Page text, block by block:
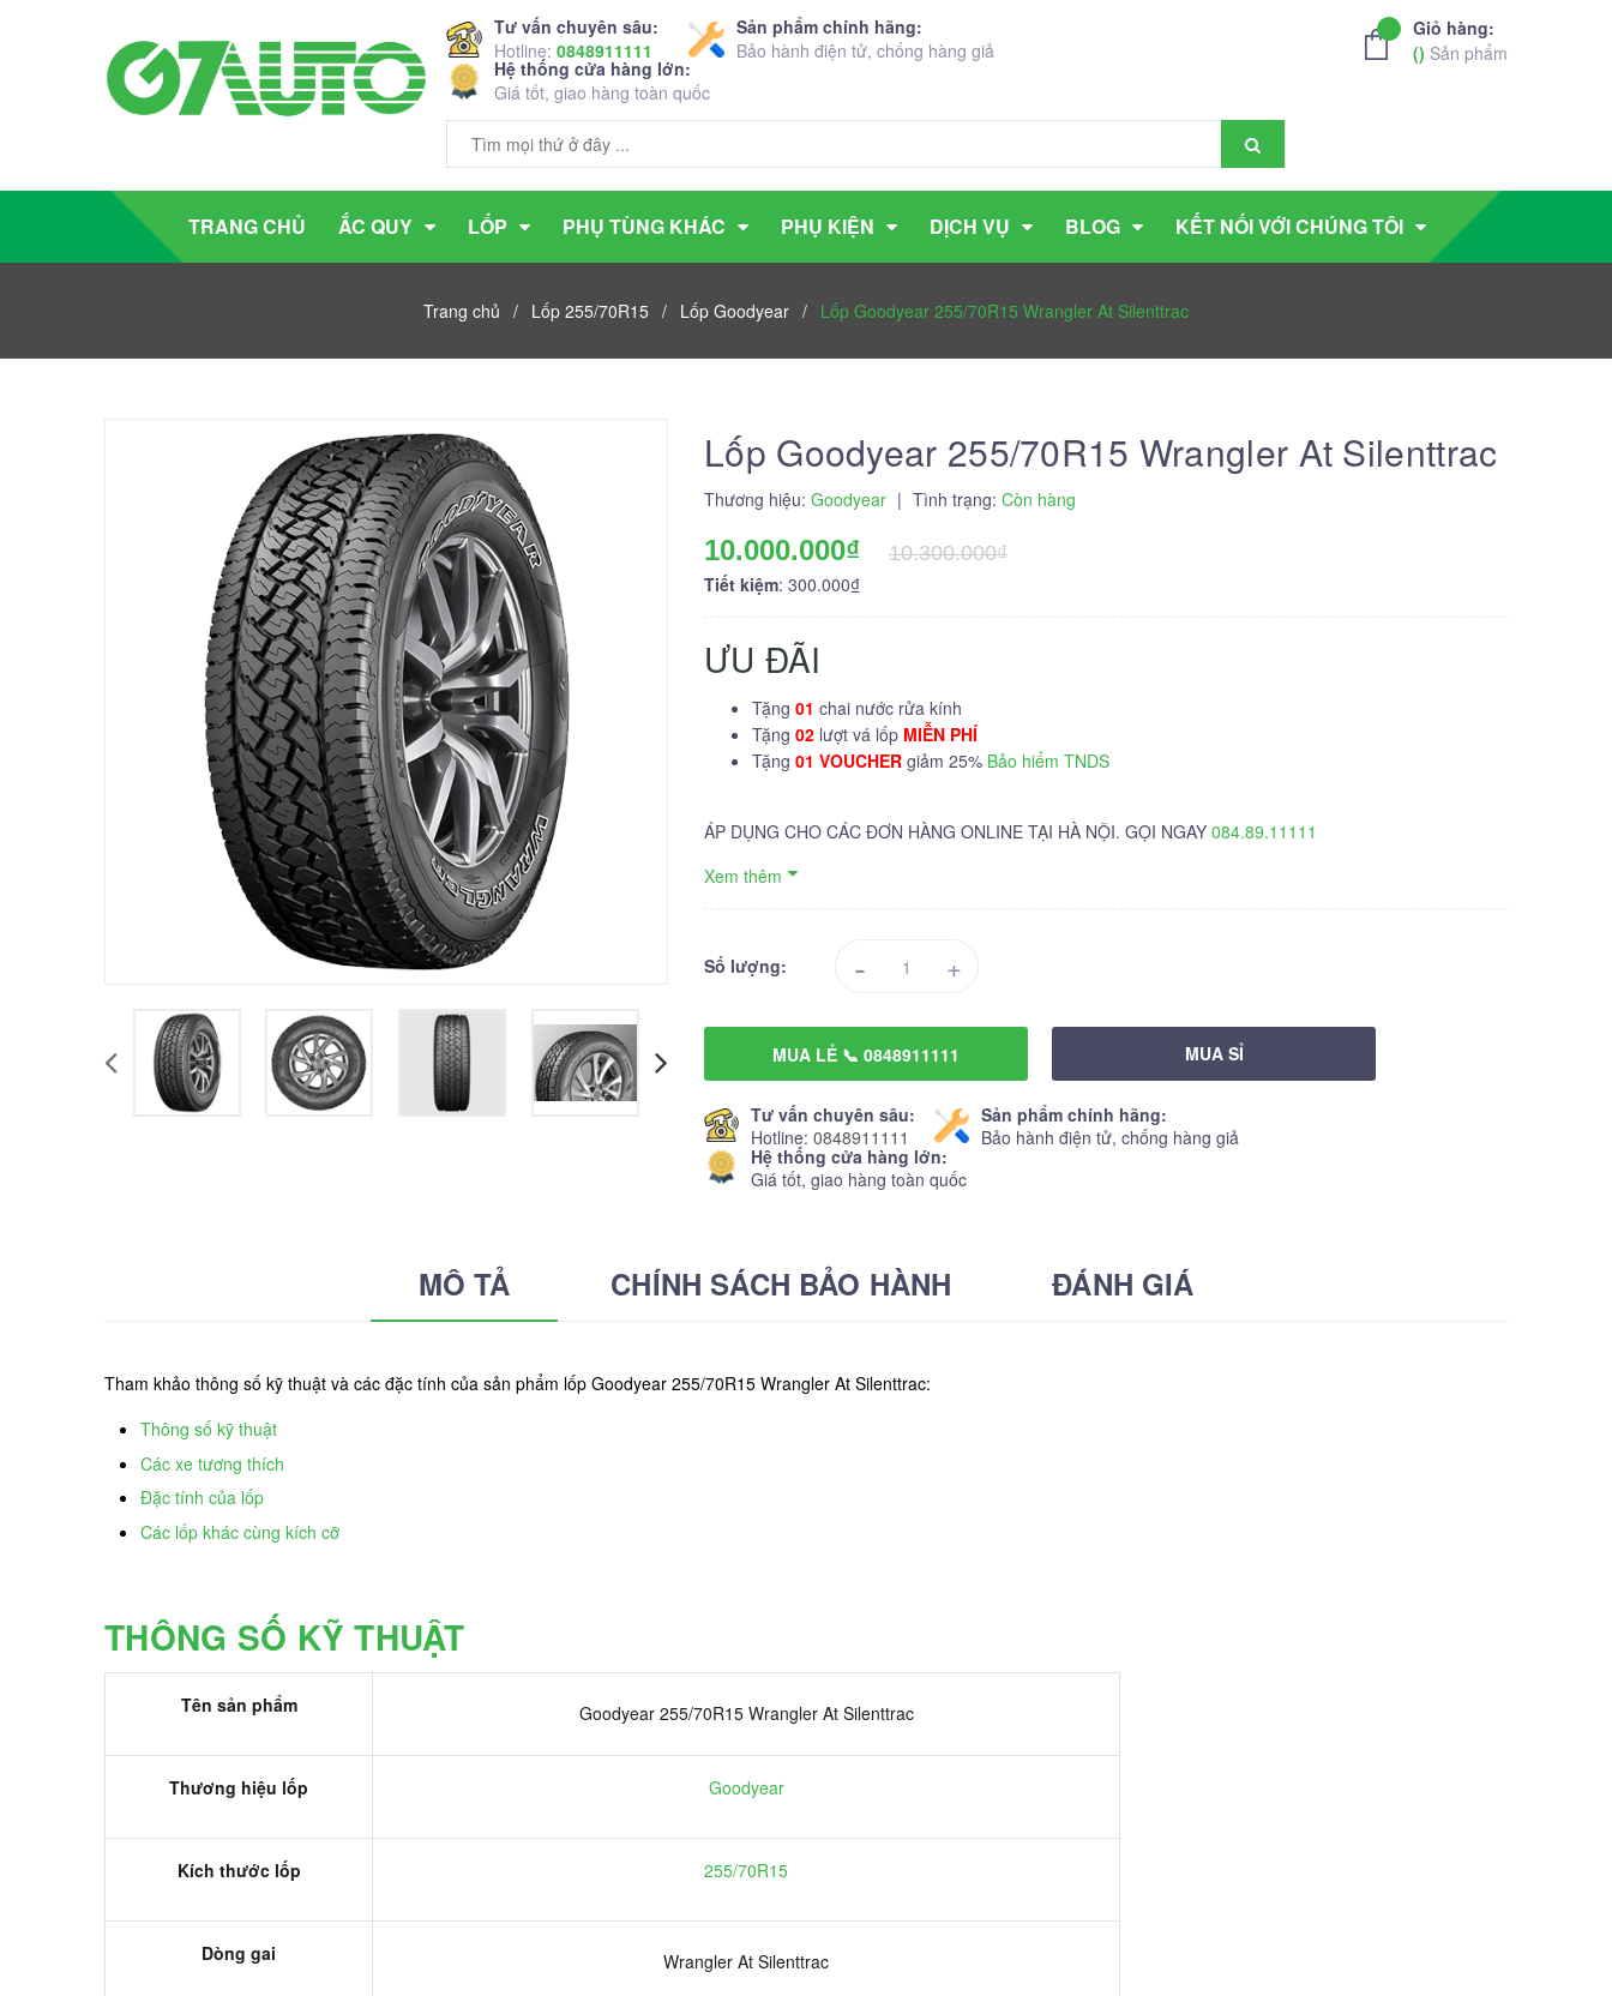
Tư vấn chuyên sâu:
Hotline: 0848911111
Sản phẩm chính hãng:
Bảo hành điện tử, chống hàng giả
Hệ thống cửa hàng lớn:
Giá tốt, giao hàng toàn quốc
Giỏ hàng:
() Sản phẩm
TRANG CHỦ ẮC QUY LỐP PHỤ TÙNG KHÁC PHỤ KIỆN DỊCH VỤ BLOG KẾT NỐI VỚI CHÚNG TÔI
Trang chủ / Lốp 255/70R15 / Lốp Goodyear / Lốp Goodyear 255/70R15 Wrangler At Silenttrac
Lốp Goodyear 255/70R15 Wrangler At Silenttrac
Thương hiệu: Goodyear | Tình trạng: Còn hàng
10.000.000₫
10.300.000₫
Tiết kiệm: 300.000₫
ƯU ĐÃI
Tặng 01 chai nước rửa kính
Tặng 02 lượt vá lốp MIỄN PHÍ
Tặng 01 VOUCHER giảm 25% Bảo hiểm TNDS
ÁP DỤNG CHO CÁC ĐƠN HÀNG ONLINE TẠI HÀ NỘI. GỌI NGAY 084.89.11111
Xem thêm
Số lượng: - +
MUA LẺ 📞 0848911111 MUA SỈ
Tư vấn chuyên sâu:
Hotline: 0848911111
Sản phẩm chính hãng:
Bảo hành điện tử, chống hàng giả
Hệ thống cửa hàng lớn:
Giá tốt, giao hàng toàn quốc
MÔ TẢ CHÍNH SÁCH BẢO HÀNH ĐÁNH GIÁ
Tham khảo thông số kỹ thuật và các đặc tính của sản phẩm lốp Goodyear 255/70R15 Wrangler At Silenttrac:
Thông số kỹ thuật
Các xe tương thích
Đặc tính của lốp
Các lốp khác cùng kích cỡ
THÔNG SỐ KỸ THUẬT
Tên sản phẩm Goodyear 255/70R15 Wrangler At Silenttrac
Thương hiệu lốp Goodyear
Kích thước lốp 255/70R15
Dòng gai Wrangler At Silenttrac